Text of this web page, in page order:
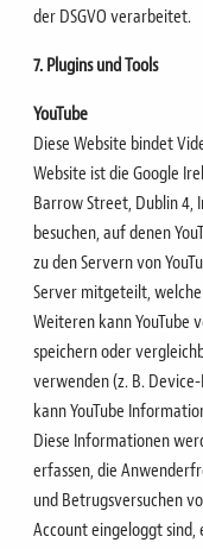
der DSGVO verarbeitet.
7. Plugins und Tools
YouTube
Diese Website bindet
Website ist die Google
Barrow Street, Dublin 4,
besuchen, auf denen
zuden Servern von
Server mitgeteilt, welche
Weiteren kann YouTube
speichern oder
verwenden (z. B.
kannYouTube
Diese Informationen
erfassen, die
und Betrugsversuchen
Account eingeloggt sind,